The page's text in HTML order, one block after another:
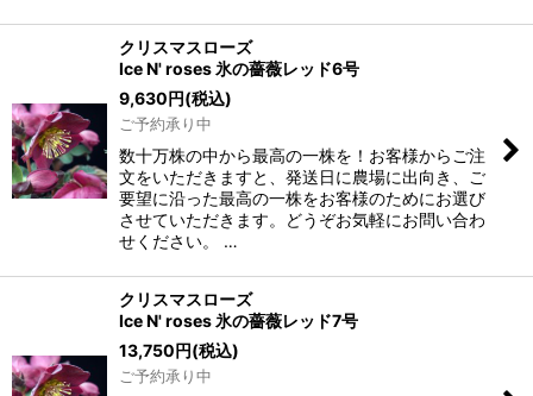
クリスマスローズ
Ice N' roses 氷の薔薇レッド6号
9,630円(税込)
ご予約承り中
数十万株の中から最高の一株を！お客様からご注
文をいただきますと、発送日に農場に出向き、ご
要望に沿った最高の一株をお客様のためにお選び
させていただきます。どうぞお気軽にお問い合わ
せください。 …
クリスマスローズ
Ice N' roses 氷の薔薇レッド7号
13,750円(税込)
ご予約承り中